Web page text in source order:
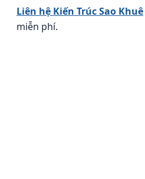
Liên hệ Kiến Trúc Sao Khuê
miễn phí.